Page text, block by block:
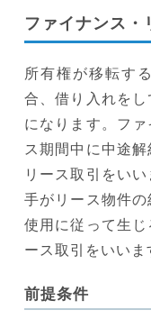
ファイナンス・
所有権が移転す
合、借り入れを
になります。フ
ス期間中に中途
リース取引をい
手がリース物件の
使用に従って生
ース取引をいいま
前提条件